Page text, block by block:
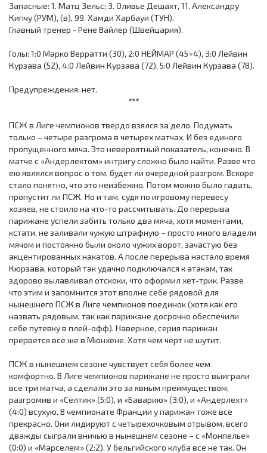
Запасные: 1. Матц Зельс; 3. Оливье Дешахт, 11. Александру
Кипчу (РУМ), (в), 99. Хамди Харбауи (ТУН).
Главный тренер - Рене Вайлер (Швейцария).
Голы: 1:0 Марко Верратти (30), 2:0 НЕЙМАР (45+4), 3:0 Лейвин
Курзава (52), 4:0 Лейвин Курзава (72), 5:0 Лейвин Курзава (78).
Предупреждения: нет.
***
ПСЖ в Лиге чемпионов твердо взялся за дело. Подумать
только – четыре разгрома в четырех матчах. И без единого
пропущенного мяча. Это невероятный показатель, конечно. В
матче с «Андерлехтом» интригу сложно было найти. Разве что
ею являлся вопрос о том, будет ли очередной разгром. Вскоре
стало понятно, что это неизбежно. Потом можно было гадать,
пропустит ли ПСЖ. Но и там, судя по игровому перевесу
хозяев, не стоило на что-то рассчитывать. До перерыва
парижане успели забить только два мяча, хотя моментами,
кстати, не заливали чужую штрафную – просто много владели
мячом и постоянно были около чужих ворот, зачастую без
акцентированных накатов. А после перерыва настало время
Кюрзава, который так удачно подключался к атакам, так
здорово вылавливал отскоки, что оформил хет-трик. Разве
что этим и запомнится этот вполне себе рядовой для
нынешнего ПСЖ в Лиге чемпионов поединок (хотя как его
назвать рядовым, так как парижане досрочно обеспечили
себе путевку в плей-офф). Наверное, серия парижан
прервется все же в Мюнхене. Хотя чем черт не шутит.
ПСЖ в нынешнем сезоне чувствует себя более чем
комфортно. В Лиге чемпионов парижане не просто выиграли
все три матча, а сделали это за явным преимуществом,
разгромив и «Селтик» (5:0), и «Баварию» (3:0), и «Андерлехт»
(4:0) всухую. В чемпионате Франции у парижан тоже все
прекрасно. Они лидируют с четырехочковым отрывом, всего
дважды сыграли вничью в нынешнем сезоне – с «Монпелье»
(0:0) и «Марселем» (2:2). У бельгийского клуба все не так. Он